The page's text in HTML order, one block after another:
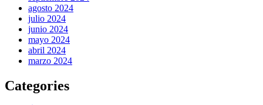
agosto 2024
julio 2024
junio 2024
mayo 2024
abril 2024
marzo 2024
Categories